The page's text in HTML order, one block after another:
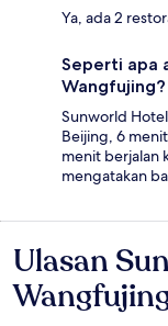
Ya, ada 2
Seperti apa
Wangfujing?
Sunworld
Beijing, 6
menit berjalan
mengatakan
Ulasan
Ulasan